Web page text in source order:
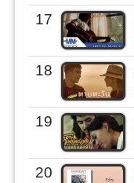
17
18
19
20